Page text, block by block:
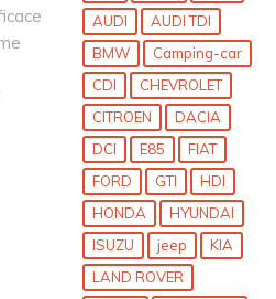
AUDI
AUDI TDI
BMW
Camping-car
CDI
CHEVROLET
CITROEN
DACIA
DCI
E85
FIAT
FORD
GTI
HDI
HONDA
HYUNDAI
ISUZU
jeep
KIA
LAND ROVER